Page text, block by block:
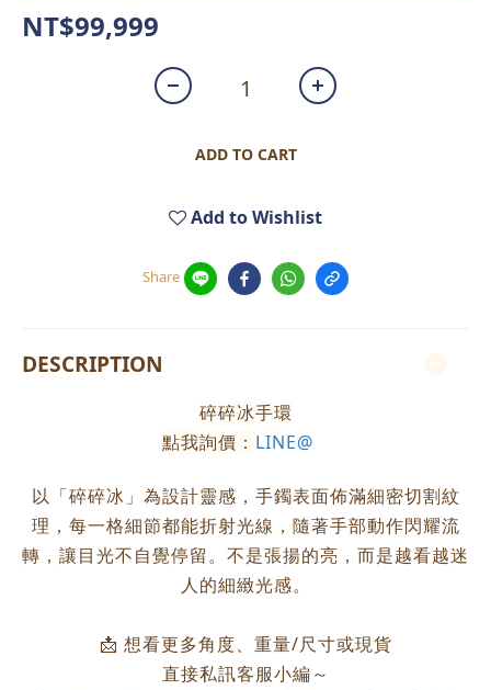
NT$99,999
ADD TO CART
Add to Wishlist
Share
DESCRIPTION
碎碎冰手環
點我詢價： LINE@
以「碎碎冰」為設計靈感，手鐲表面佈滿細密切割紋
理，每一格細節都能折射光線，隨著手部動作閃耀流
轉，讓目光不自覺停留。不是張揚的亮，而是越看越迷
人的細緻光感。
📩 想看更多角度、重量/尺寸或現貨
直接私訊客服小編～